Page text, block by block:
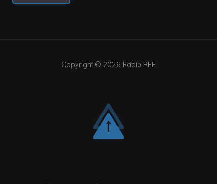
Copyright © 2026 Radio RFE